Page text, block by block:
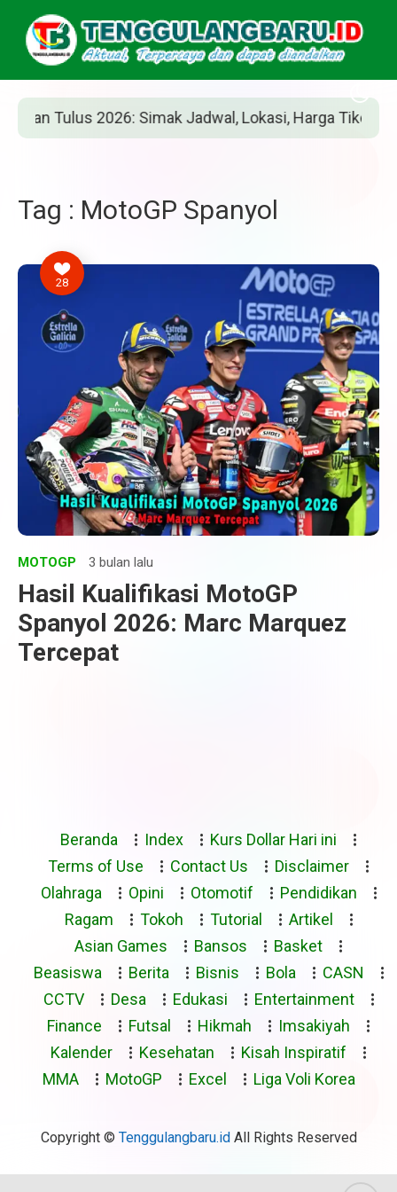
Tulus 2026: Simak Jadwal, Lokasi, Harga Tiket, dan
Tag : MotoGP Spanyol
28
MOTOGP 3 bulan lalu
Hasil Kualifikasi MotoGP
Spanyol 2026: Marc Marquez
Tercepat
Beranda Index
Kurs Dollar Hari ini
Terms of Use
Contact Us
Disclaimer
Olahraga
Opini Otomotif
Pendidikan
Ragam
Tokoh Tutorial
Artikel
Asian Games
Bansos
Basket
Beasiswa
Berita Bisnis Bola
CASN
CCTV
Desa Edukasi
Entertainment
Finance
Futsal Hikmah
Imsakiyah
Kalender
Kesehatan
Kisah Inspiratif
MMA
MotoGP Excel Liga Voli Korea
Copyright © Tenggulangbaru.idAll Rights Reserved